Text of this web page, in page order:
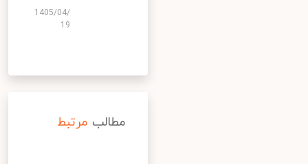
1405/04/
19
مطالب مرتبط